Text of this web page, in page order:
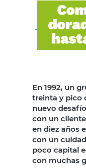
En 1992, un
treinta y pico
nuevo
con un
en diez años
con un
poco capital
con muchas